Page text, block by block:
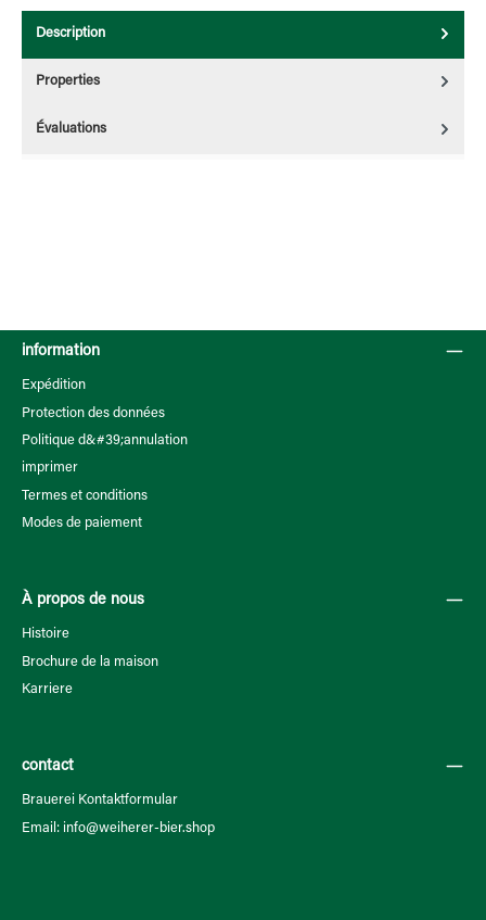
Description
Properties
Évaluations
information
Expédition
Protection des données
Politique d&#39;annulation
imprimer
Termes et conditions
Modes de paiement
À propos de nous
Histoire
Brochure de la maison
Karriere
contact
Brauerei Kontaktformular
Email: info@weiherer-bier.shop